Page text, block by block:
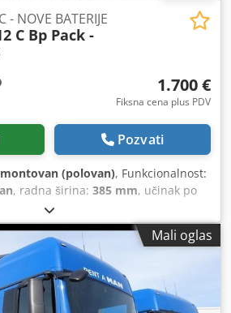
NOVE BATERIJE
C Bp Pack -
1.700 €
Fiksna cena plus PDV
Pozvati
(polovan), Funkcionalnost:
, radna širina: 385 mm, učinak po
, kapacitet rezervoara za vodu:
za pranje i usisavanje Kärcher
je izuzetno efikasan uređaj, pogodan i
objektima. Tokom
i renoviranja, naš servisni tim je
i sve njene funkcije. Svi
habanja i trošenja su
Mali oglas